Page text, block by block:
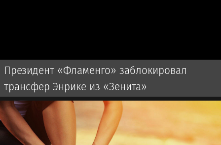
Президент «Фламенго» заблокировал
трансфер Энрике из «Зенита»